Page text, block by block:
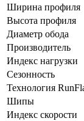
Ширина профиля
Высота профиля
Диаметр обода
Производитель
Индекс нагрузки
Сезонность
Технология
Шипы
Индекс скорости